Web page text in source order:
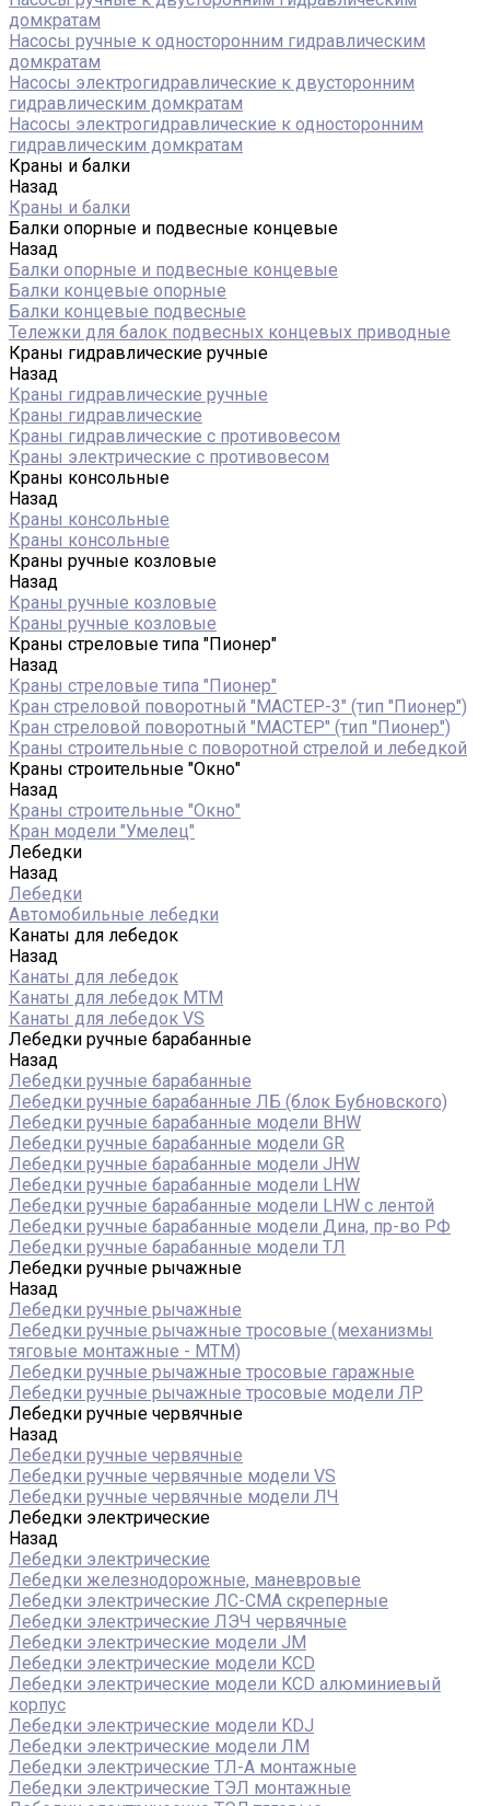
домкратам
Насосы ручные к односторонним гидравлическим
домкратам
Насосы электрогидравлические к двусторонним
гидравлическим домкратам
Насосы электрогидравлические к односторонним
гидравлическим домкратам
Краны и балки
Назад
Краны и балки
Балки опорные и подвесные концевые
Назад
Балки опорные и подвесные концевые
Балки концевые опорные
Балки концевые подвесные
Тележки для балок подвесных концевых приводные
Краны гидравлические ручные
Назад
Краны гидравлические ручные
Краны гидравлические
Краны гидравлические с противовесом
Краны электрические с противовесом
Краны консольные
Назад
Краны консольные
Краны консольные
Краны ручные козловые
Назад
Краны ручные козловые
Краны ручные козловые
Краны стреловые типа "Пионер"
Назад
Краны стреловые типа "Пионер"
Кран стреловой поворотный "МАСТЕР-3" (тип "Пионер")
Кран стреловой поворотный "МАСТЕР" (тип "Пионер")
Краны строительные с поворотной стрелой и лебедкой
Краны строительные "Окно"
Назад
Краны строительные "Окно"
Кран модели "Умелец"
Лебедки
Назад
Лебедки
Автомобильные лебедки
Канаты для лебедок
Назад
Канаты для лебедок
Канаты для лебедок MTM
Канаты для лебедок VS
Лебедки ручные барабанные
Назад
Лебедки ручные барабанные
Лебедки ручные барабанные ЛБ (блок Бубновского)
Лебедки ручные барабанные модели BHW
Лебедки ручные барабанные модели GR
Лебедки ручные барабанные модели JHW
Лебедки ручные барабанные модели LHW
Лебедки ручные барабанные модели LHW c лентой
Лебедки ручные барабанные модели Дина, пр-во РФ
Лебедки ручные барабанные модели ТЛ
Лебедки ручные рычажные
Назад
Лебедки ручные рычажные
Лебедки ручные рычажные тросовые (механизмы
тяговые монтажные - МТМ)
Лебедки ручные рычажные тросовые гаражные
Лебедки ручные рычажные тросовые модели ЛР
Лебедки ручные червячные
Назад
Лебедки ручные червячные
Лебедки ручные червячные модели VS
Лебедки ручные червячные модели ЛЧ
Лебедки электрические
Назад
Лебедки электрические
Лебедки железнодорожные, маневровые
Лебедки электрические ЛС-СМА скреперные
Лебедки электрические ЛЭЧ червячные
Лебедки электрические модели JM
Лебедки электрические модели KCD
Лебедки электрические модели KCD алюминиевый
корпус
Лебедки электрические модели KDJ
Лебедки электрические модели ЛМ
Лебедки электрические ТЛ-А монтажные
Лебедки электрические ТЭЛ монтажные